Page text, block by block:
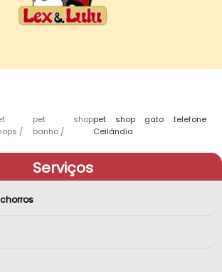
pet shop
banho
pet shop gato telefone
Ceilândia
Serviços